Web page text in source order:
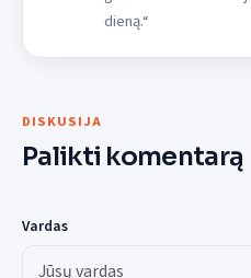
dieną.“
DISKUSIJA
Palikti komentarą
Vardas